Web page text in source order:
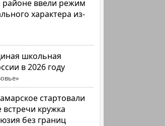
районе ввели режим
характера из-
школьная
в 2026 году
стартовали
встречи кружка
без границ